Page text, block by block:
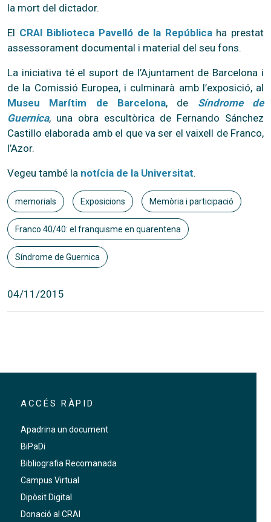
la mort del dictador.
El CRAI Biblioteca Pavelló de la Repúblicaha prestat
assessorament documental i material del seu fons.
La iniciativa té el suport de l’Ajuntament de Barcelona i
de la Comissió Europea, i culminarà amb l’exposició, al
Museu Marítim de Barcelona, de Síndrome de
Guernica, una obra escultòrica de Fernando Sánchez
Castillo elaborada amb el que va ser el vaixell de Franco,
l’Azor.
Vegeu també la notícia de la Universitat.
memorials Exposicions Memòria i participació
Franco 40/40: el franquisme en quarentena
Síndrome de Guernica
04/11/2015
ACCÉS RÀPID
Apadrina un document
BiPaDi
Bibliografia Recomanada
Campus Virtual
Dipòsit Digital
Donació al CRAI